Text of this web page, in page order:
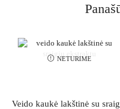
NETURIME
Veido kaukė lakštinė su